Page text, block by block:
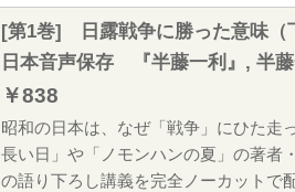
[第1巻] 日露戦争に勝った意味（
日本音声保存 『半藤一利』, 半
￥838
昭和の日本は、なぜ「戦争」にひた
長い日」や「ノモンハンの夏」の著者
の語り下ろし講義を完全ノーカットで